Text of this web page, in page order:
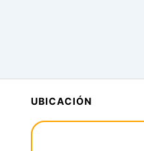
UBICACIÓN